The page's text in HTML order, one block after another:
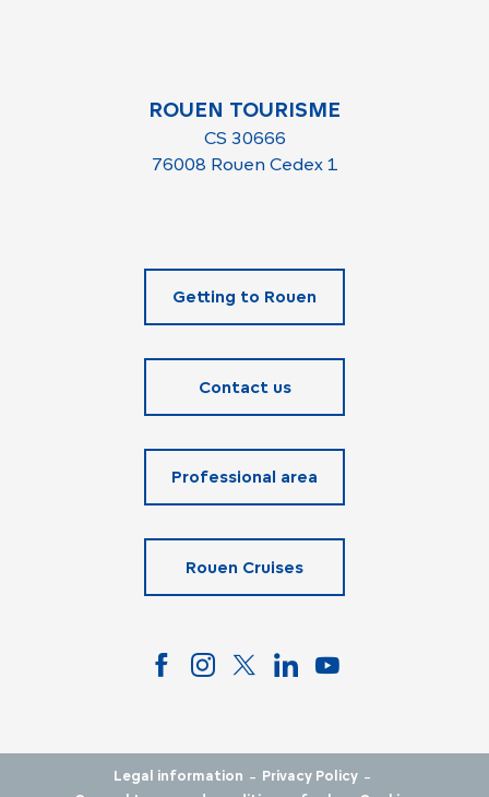
ROUEN TOURISME
CS 30666
76008 Rouen Cedex 1
Getting to Rouen
Contact us
Professional area
Rouen Cruises
Legal information - Privacy Policy -